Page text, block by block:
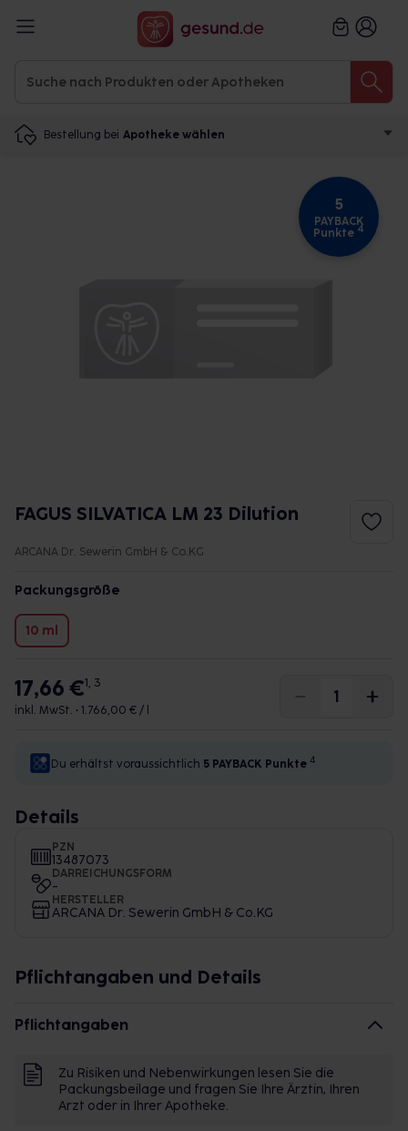
Bestellung bei Apotheke wählen
5
PAYBACK
Punkte 4
FAGUS SILVATICA LM 23 Dilution
ARCANA Dr. Sewerin GmbH & Co.KG
Packungsgröße
10 ml
17,66 €1, 3
inkl. MwSt. • 1.766,00 € / l
Du erhältst voraussichtlich 5 PAYBACK Punkte 4
Details
PZN
13487073
DARREICHUNGSFORM
-
HERSTELLER
ARCANA Dr. Sewerin GmbH & Co.KG
Pflichtangaben und Details
Pflichtangaben
Zu Risiken und Nebenwirkungen lesen Sie die
Packungsbeilage und fragen Sie Ihre Ärztin, Ihren
Arzt oder in Ihrer Apotheke.